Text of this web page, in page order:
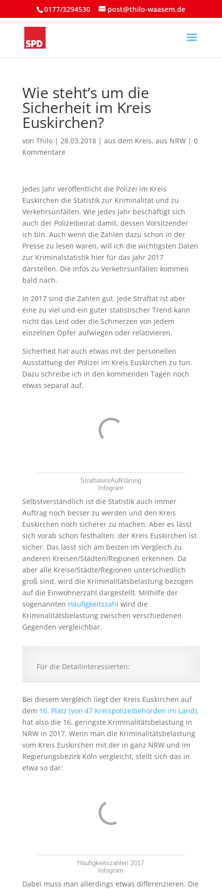
0177/3294530 post@thilo-waasem.de
Wie steht’s um die
Sicherheit im Kreis
Euskirchen?
von Thilo| 28.03.2018| aus dem Kreis, aus NRW| 0
Kommentare
Jedes Jahr veröffentlicht die Polizei im Kreis
Euskirchen die Statistik zur Kriminalität und zu
Verkehrsunfällen. Wie jedes Jahr beschäftigt sich
auch der Polizeibeirat damit, dessen Vorsitzender
ich bin. Auch wenn die Zahlen dazu schon in der
Presse zu lesen waren, will ich die wichtigsten Daten
zur Kriminalstatistik hier für das Jahr 2017
darstellen. Die Infos zu Verkehrsunfällen kommen
bald nach.
In 2017 sind die Zahlen gut. Jede Straftat ist aber
eine zu viel und ein guter statistischer Trend kann
nicht das Leid oder die Schmerzen von jedem
einzelnen Opfer aufwiegen oder relativieren.
Sicherheit hat auch etwas mit der personellen
Ausstattung der Polizei im Kreis Euskirchen zu tun.
Dazu schreibe ich in den kommenden Tagen noch
etwas separat auf.
Straftaten/Aufklärung
Infogram
Selbstverständlich ist die Statistik auch immer
Auftrag noch besser zu werden und den Kreis
Euskirchen noch sicherer zu machen. Aber es lässt
sich vorab schon festhalten: der Kreis Euskirchen ist
sicher. Das lässt sich am besten im Vergleich zu
anderen Kreisen/Städten/Regionen erkennen. Da
aber alle Kreise/Städte/Regionen unterschiedlich
groß sind, wird die Kriminalitätsbelastung bezogen
auf die Einwohnerzahl dargestellt. Mithilfe der
sogenannten Häufigkeitszahl wird die
Kriminalitätsbelastung zwischen verschiedenen
Gegenden vergleichbar.
Für die Detailinteressierten:
Bei diesem Vergleich liegt der Kreis Euskirchen auf
dem 16. Platz (von 47 Kreispolizeibehörden im Land),
hat also die 16. geringste Kriminalitätsbelastung in
NRW in 2017. Wenn man die Kriminalitätsbelastung
vom Kreis Euskirchen mit der in ganz NRW und im
Regierungsbezirk Köln vergleicht, stellt sich das in
etwa so dar:
Häufigkeitszahlen 2017
Infogram
Dabei muss man allerdings etwas differenzieren. Die